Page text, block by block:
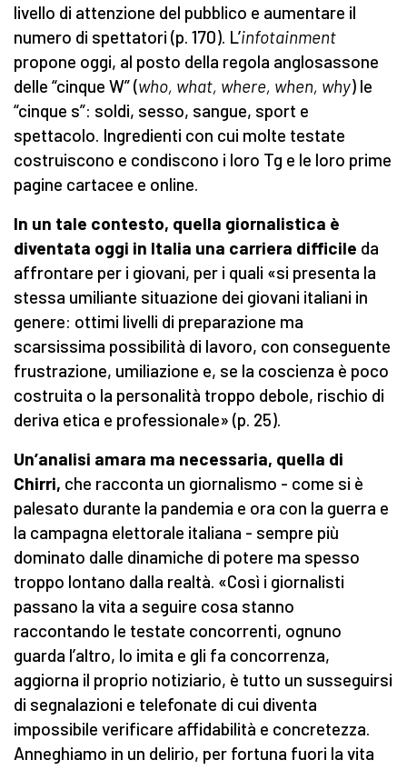
livello di attenzione del pubblico e aumentare il
numero di spettatori (p. 170). L’infotainment
propone oggi, al posto della regola anglosassone
delle “cinque W” (who, what, where, when, why) le
“cinque s”: soldi, sesso, sangue, sport e
spettacolo. Ingredienti con cui molte testate
costruiscono e condiscono i loro Tg e le loro prime
pagine cartacee e online.
In un tale contesto, quella giornalistica è
diventata oggi in Italia una carriera difficile da
affrontare per i giovani, per i quali «si presenta la
stessa umiliante situazione dei giovani italiani in
genere: ottimi livelli di preparazione ma
scarsissima possibilità di lavoro, con conseguente
frustrazione, umiliazione e, se la coscienza è poco
costruita o la personalità troppo debole, rischio di
deriva etica e professionale» (p. 25).
Un’analisi amara ma necessaria, quella di
Chirri, che racconta un giornalismo - come si è
palesato durante la pandemia e ora con la guerra e
la campagna elettorale italiana - sempre più
dominato dalle dinamiche di potere ma spesso
troppo lontano dalla realtà. «Così i giornalisti
passano la vita a seguire cosa stanno
raccontando le testate concorrenti, ognuno
guarda l’altro, lo imita e gli fa concorrenza,
aggiorna il proprio notiziario, è tutto un susseguirsi
di segnalazioni e telefonate di cui diventa
impossibile verificare affidabilità e concretezza.
Anneghiamo in un delirio, per fortuna fuori la vita